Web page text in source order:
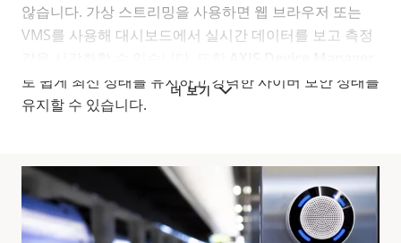
더 보기
않습니다. 가상 스트리밍을 사용하면 웹 브라우저 또는
VMS를 사용해 대시보드에서 실시간 데이터를 보고 측정
로 쉽게 최신 상태를 유지하고 강력한 사이버 보안 상태를
유지할 수 있습니다.
기술 사양